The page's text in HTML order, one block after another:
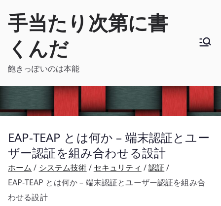
手当たり次第に書
くんだ
飽きっぽいのは本能
EAP-TEAP とは何か – 端末認証とユー
ザー認証を組み合わせる設計
ホーム システム技術 セキュリティ
認証
EAP-TEAP とは何か – 端末認証とユーザー認証を組み合
わせる設計